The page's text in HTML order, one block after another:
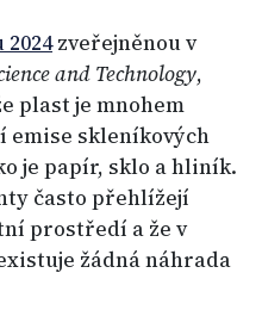
zveřejněnou v
and Technology,
plast je mnohem
emise skleníkových
je papír, sklo a hliník.
často přehlížejí
prostředí a že v
žádná náhrada